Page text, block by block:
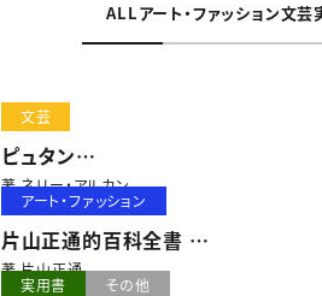
ALLアート・ファッション文芸
文芸
ピュタン
-偽りのセックスにまみれながら
真の愛を求め続けた彼女の告白-
著 ネリー・アルカン
アート・ファッション
片山正通的百科全書
Life is hard... Let's go shopping.
著 片山正通
実用書 その他